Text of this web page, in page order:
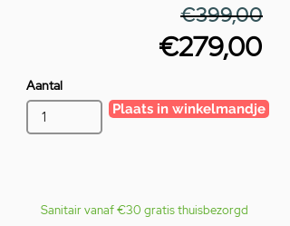
€399,00
€279,00
Aantal
Plaats in winkelmandje
Sanitair vanaf €30 gratis thuisbezorgd